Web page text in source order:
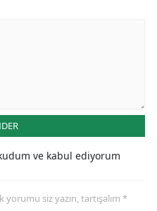
ve kabul ediyorum
siz yazın, tartışalım *